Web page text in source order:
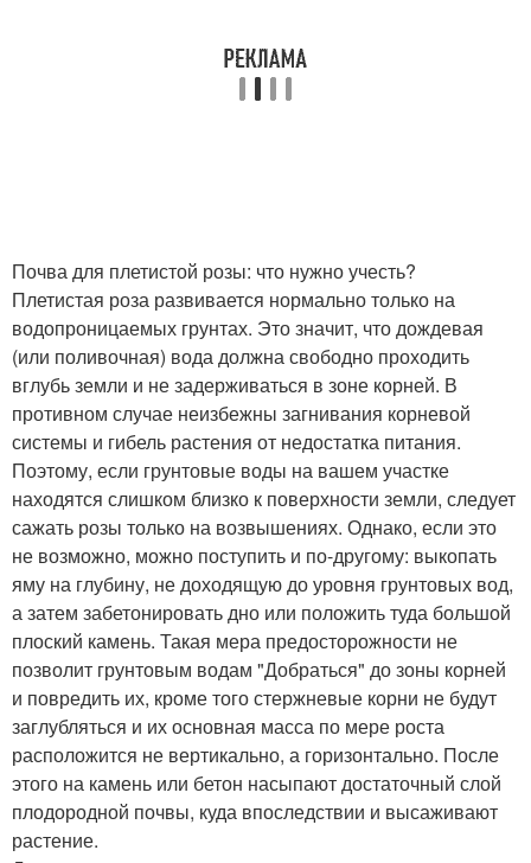
Почва для плетистой розы: что нужно учесть?
Плетистая роза развивается нормально только на
водопроницаемых грунтах. Это значит, что дождевая
(или поливочная) вода должна свободно проходить
вглубь земли и не задерживаться в зоне корней. В
противном случае неизбежны загнивания корневой
системы и гибель растения от недостатка питания.
Поэтому, если грунтовые воды на вашем участке
находятся слишком близко к поверхности земли, следует
сажать розы только на возвышениях. Однако, если это
не возможно, можно поступить и по-другому: выкопать
яму на глубину, не доходящую до уровня грунтовых вод,
а затем забетонировать дно или положить туда большой
плоский камень. Такая мера предосторожности не
позволит грунтовым водам "Добраться" до зоны корней
и повредить их, кроме того стержневые корни не будут
заглубляться и их основная масса по мере роста
расположится не вертикально, а горизонтально. После
этого на камень или бетон насыпают достаточный слой
плодородной почвы, куда впоследствии и высаживают
растение.